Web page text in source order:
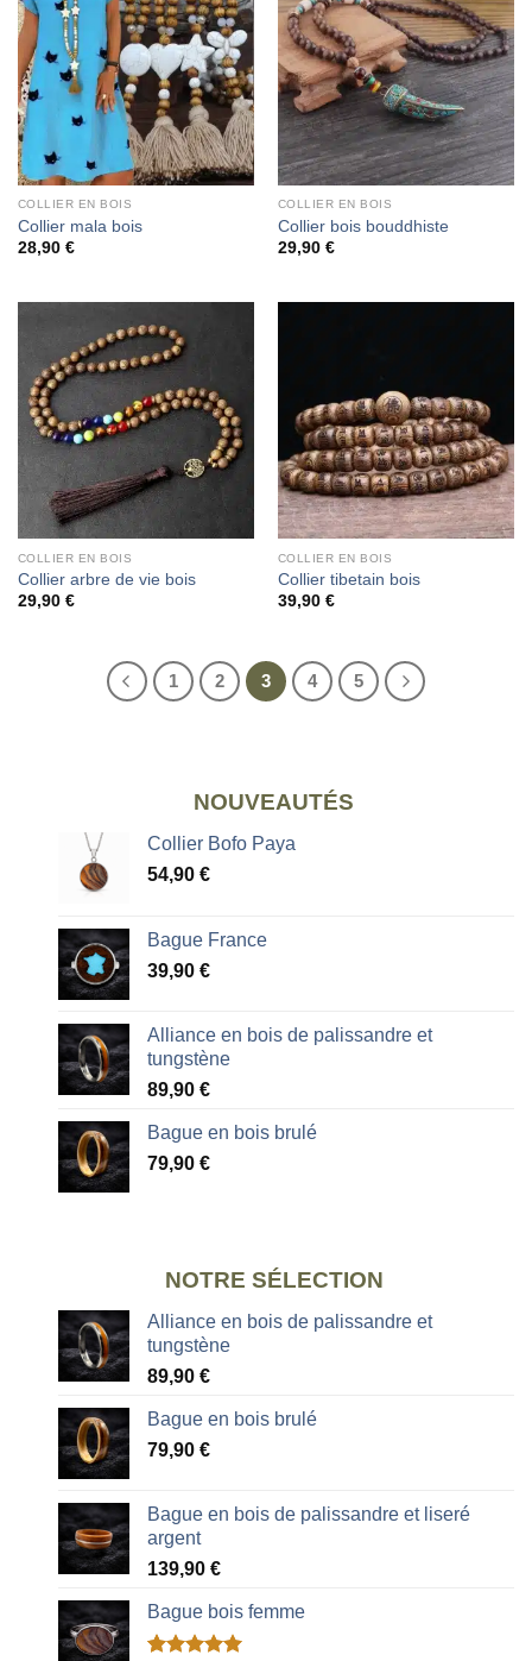
COLLIER EN BOIS
Collier mala bois
28,90 €
COLLIER EN BOIS
Collier bois bouddhiste
29,90 €
COLLIER EN BOIS
Collier arbre de vie bois
29,90 €
COLLIER EN BOIS
Collier tibetain bois
39,90 €
1 2 3 4 5
NOUVEAUTÉS
Collier Bofo Paya
54,90 €
Bague France
39,90 €
Alliance en bois de palissandre et
tungstène
89,90 €
Bague en bois brulé
79,90 €
NOTRE SÉLECTION
Alliance en bois de palissandre et
tungstène
89,90 €
Bague en bois brulé
79,90 €
Bague en bois de palissandre et liseré
argent
139,90 €
Bague bois femme